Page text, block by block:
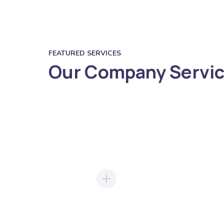
FEATURED SERVICES
Our Company